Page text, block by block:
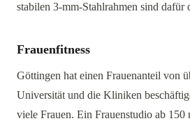
stabilen 3-mm-Stahlrahmen sind dafür
Frauenfitness
Göttingen hat einen Frauenanteil von
Universität und die Kliniken
viele Frauen. Ein Frauenstudio ab 150